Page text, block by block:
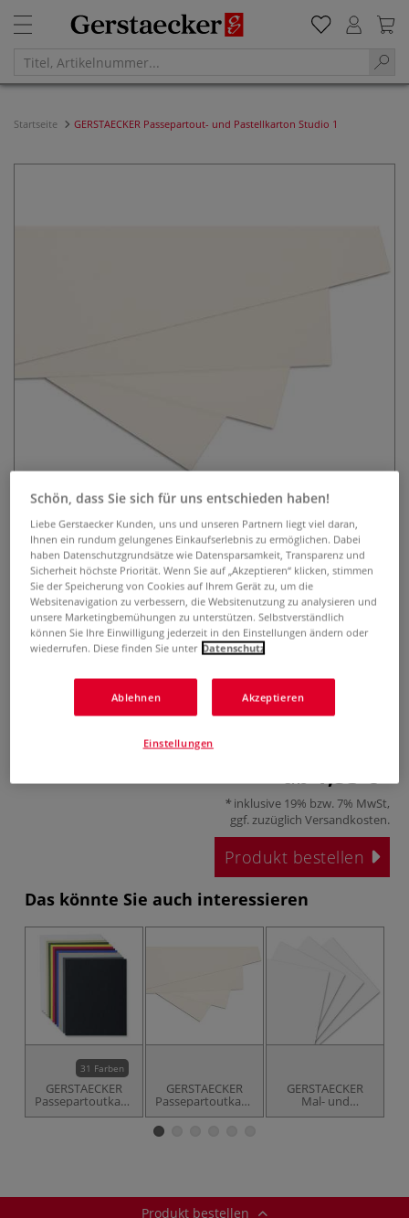
Startseite GERSTAECKER Passepartout- und Pastellkarton Studio 1
GERSTAECKER Passepartout- und
Pastellkarton Studio 1
10 Bewertungen
Standardqualität mit vorteilhaftem Preis-Leistungs-
Verhältnis. Säurefrei, chlorfrei gebleicht und ohne optische
ab1,53 €
inklusive 19% bzw. 7% MwSt,
ggf. zuzüglich Versandkosten.
Produkt bestellen
Das könnte Sie auch interessieren
31 Farben
GERSTAECKER
Passepartoutkarton
weißer Kern
GERSTAECKER
Passepartoutkarton
Galeria
GERSTAECKER
Mal- und
Passepartoutkarton
Produkt bestellen
Schön, dass Sie sich für uns entschieden haben!
Liebe Gerstaecker Kunden, uns und unseren Partnern liegt viel daran,
Ihnen ein rundum gelungenes Einkaufserlebnis zu ermöglichen. Dabei
haben Datenschutzgrundsätze wie Datensparsamkeit, Transparenz und
Sicherheit höchste Priorität. Wenn Sie auf „Akzeptieren“ klicken, stimmen
Sie der Speicherung von Cookies auf Ihrem Gerät zu, um die
Websitenavigation zu verbessern, die Websitenutzung zu analysieren und
unsere Marketingbemühungen zu unterstützen. Selbstverständlich
können Sie Ihre Einwilligung jederzeit in den Einstellungen ändern oder
wiederrufen. Diese finden Sie unter Datenschutz
Ablehnen Akzeptieren
Einstellungen